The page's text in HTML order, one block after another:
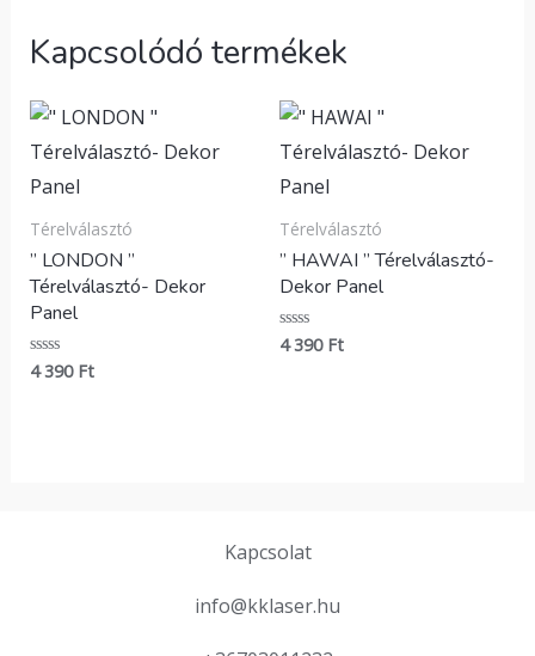
Kapcsolódó termékek
Térelválasztó
” LONDON ”
Térelválasztó- Dekor
Panel
Értékelés:
4 390 Ft
Térelválasztó
” HAWAI ” Térelválasztó-
Dekor Panel
Értékelés:
4 390 Ft
Kapcsolat
info@kklaser.hu